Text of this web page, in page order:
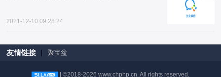
2021-12-10 09:28:24
友情链接 聚宝盆
| ©2018-2026 www.chphp.cn. All rights reserved.